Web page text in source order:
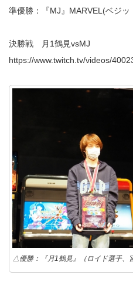
準優勝：『MJ』MARVEL(ベジ
決勝戦 月1鶴見vsMJ
https://www.twitch.tv/videos/
△優勝：『月1鶴見』（ロイド選手、